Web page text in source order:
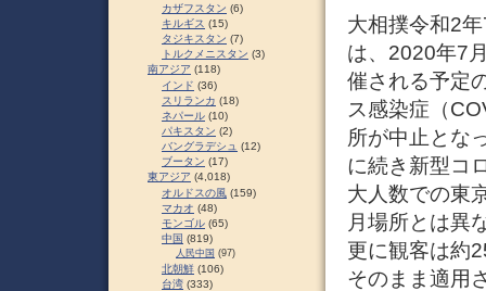
大相撲令和2
は、2020年7
催される予定
ス感染症（
所が中止とな
に続き新型コ
大人数での東
月場所とは異
更に観客は約
そのまま適用
カザフスタン (6)
キルギス (15)
タジキスタン (7)
トルクメニスタン (3)
南アジア (118)
インド (36)
スリランカ (18)
ネパール (10)
パキスタン (2)
バングラデシュ (12)
ブータン (17)
東アジア (4,018)
オルドスの風 (159)
マカオ (48)
モンゴル (65)
中国 (819)
人民中国 (97)
北朝鮮 (106)
台湾 (333)